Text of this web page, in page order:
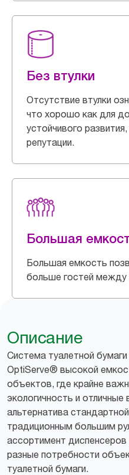
Без втулки
Отсутствие втулки
что хорошо как для
устойчивого
репутации.
Большая
Большая емкость
больше гостей между
Описание
Система туалетной бумаги
OptiServe® высокой
объектов, где крайне
экологичность и
альтернатива
традиционным большим
ассортимент
разные потребности
туалетной бумаги.